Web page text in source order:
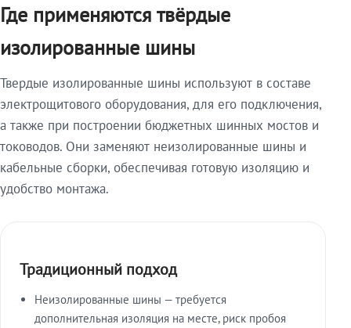
Где применяются твёрдые
изолированные шины
Твердые изолированные шины используют в составе
электрощитового оборудования, для его подключения,
а также при построении бюджетных шинных мостов и
тоководов. Они заменяют неизолированные шины и
кабельные сборки, обеспечивая готовую изоляцию и
удобство монтажа.
Традиционный подход
Неизолированные шины — требуется
дополнительная изоляция на месте, риск пробоя